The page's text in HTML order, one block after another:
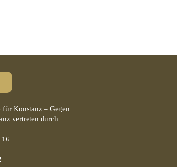
Konstanz – Gegen
vertreten durch
16